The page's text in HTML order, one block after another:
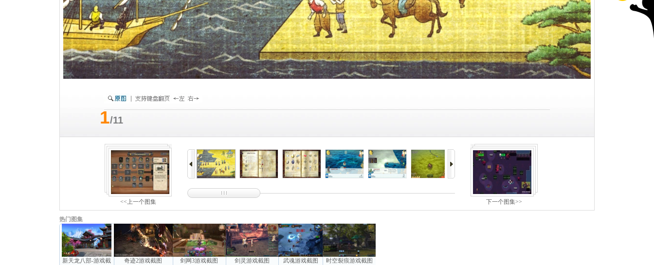
1/11
<<上一个图集 下一个图集>>
热门图集
新天龙八部-游戏截 奇迹2游戏截图 剑网3游戏截图 剑灵游戏截图 武魂游戏截图 时空裂痕游戏截图